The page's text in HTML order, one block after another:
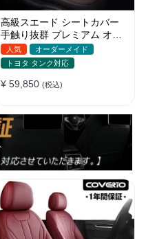
高級スエード シートカバー
手触り抜群 プレミアム オー
ダーメイド 防水防汚 全席セ
ット
人気
オーダーメイド
トヨタ タンク対応
¥ 59,850 (税込)